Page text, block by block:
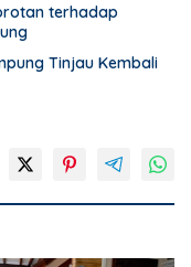
terhadap
Tinjau Kembali